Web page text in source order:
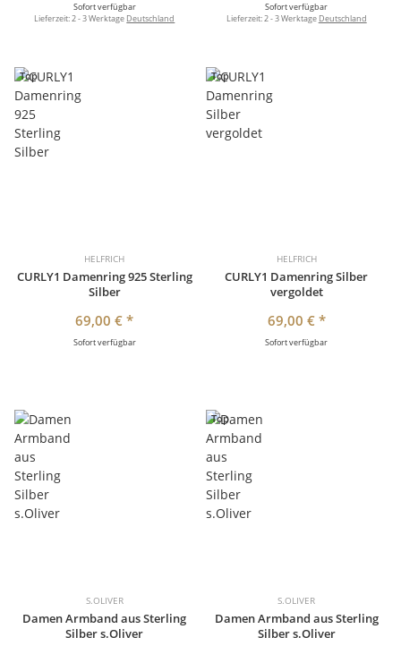
Sofort verfügbar
Lieferzeit:2 - 3 Werktage Deutschland
Sofort verfügbar
Lieferzeit:2 - 3 Werktage Deutschland
Top
HELFRICH
CURLY1 Damenring 925 Sterling
Silber
69,00 €*
Sofort verfügbar
Top
HELFRICH
CURLY1 Damenring Silber
vergoldet
69,00 € *
Sofort verfügbar
S.OLIVER
Damen Armband aus Sterling
Silber s.Oliver
Top
S.OLIVER
Damen Armband aus Sterling
Silber s.Oliver